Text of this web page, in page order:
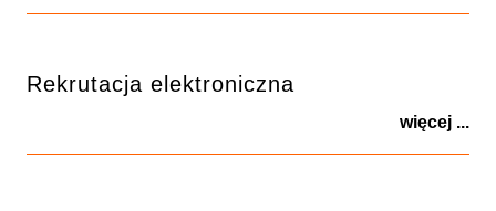
Rekrutacja elektroniczna
więcej ...